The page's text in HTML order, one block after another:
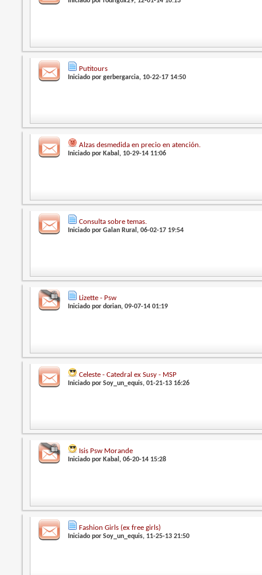
Putitours
Iniciado porgerbergarcia, 10-22-17 14:50
Alzas desmedida en precio en atención.
Iniciado por Kabal, 10-29-14 11:06
Consulta sobre temas.
Iniciado porGalan Rural, 06-02-17 19:54
Lizette - Psw
Iniciado pordorian, 09-07-14 01:19
Celeste - Catedral ex Susy - MSP
Iniciado porSoy_un_equis, 01-21-13 16:26
Isis Psw Morande
Iniciado por Kabal, 06-20-14 15:28
Fashion Girls (ex free girls)
Iniciado porSoy_un_equis, 11-25-13 21:50